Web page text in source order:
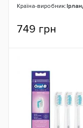
Країна-виробник:
749 грн